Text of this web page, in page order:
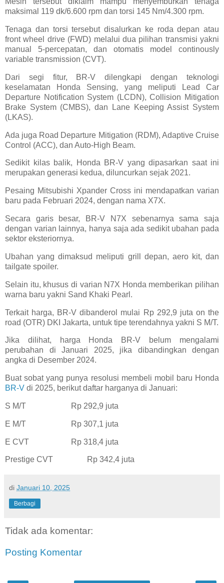
maksimal 119 dk/6.600 rpm dan torsi 145 Nm/4.300 rpm.
Tenaga dan torsi tersebut disalurkan ke roda depan atau
front wheel drive (FWD) melalui dua pilihan transmisi yakni
manual 5-percepatan, dan otomatis model continously
variable transmission (CVT).
Dari segi fitur, BR-V dilengkapi dengan teknologi
keselamatan Honda Sensing, yang meliputi Lead Car
Departure Notification System (LCDN), Collision Mitigation
Brake System (CMBS), dan Lane Keeping Assist System
(LKAS).
Ada juga Road Departure Mitigation (RDM), Adaptive Cruise
Control (ACC), dan Auto-High Beam.
Sedikit kilas balik, Honda BR-V yang dipasarkan saat ini
merupakan generasi kedua, diluncurkan sejak 2021.
Pesaing Mitsubishi Xpander Cross ini mendapatkan varian
baru pada Februari 2024, dengan nama X7X.
Secara garis besar, BR-V N7X sebenarnya sama saja
dengan varian lainnya, hanya saja ada sedikit ubahan pada
sektor eksteriornya.
Ubahan yang dimaksud meliputi grill depan, aero kit, dan
tailgate spoiler.
Selain itu, khusus di varian N7X Honda memberikan pilihan
warna baru yakni Sand Khaki Pearl.
Terkait harga, BR-V dibanderol mulai Rp 292,9 juta on the
road (OTR) DKI Jakarta, untuk tipe terendahnya yakni S M/T.
Jika dilihat, harga Honda BR-V belum mengalami
perubahan di Januari 2025, jika dibandingkan dengan
angka di Desember 2024.
Buat sobat yang punya resolusi membeli mobil baru Honda
BR-V di 2025, berikut daftar harganya di Januari:
S M/T Rp 292,9 juta
E M/T Rp 307,1 juta
E CVT Rp 318,4 juta
Prestige CVT Rp 342,4 juta
di Januari 10, 2025
Berbagi
Tidak ada komentar:
Posting Komentar